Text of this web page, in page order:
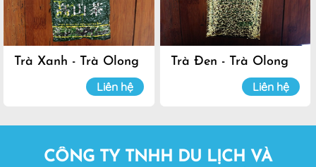
Trà Xanh - Trà Olong
Liên hệ
Trà Đen - Trà Olong
Liên hệ
CÔNG TY TNHH DU LỊCH VÀ